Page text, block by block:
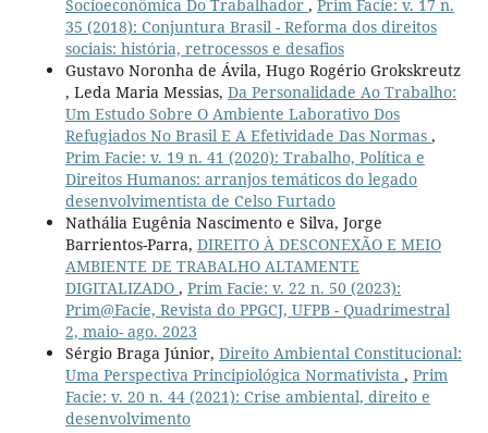
Socioeconômica Do Trabalhador , Prim Facie: v. 17 n.
35 (2018): Conjuntura Brasil - Reforma dos direitos
sociais: história, retrocessos e desafios
Gustavo Noronha de Ávila, Hugo Rogério Grokskreutz
, Leda Maria Messias, Da Personalidade Ao Trabalho:
Um Estudo Sobre O Ambiente Laborativo Dos
Refugiados No Brasil E A Efetividade Das Normas ,
Prim Facie: v. 19 n. 41 (2020): Trabalho, Política e
Direitos Humanos: arranjos temáticos do legado
desenvolvimentista de Celso Furtado
Nathália Eugênia Nascimento e Silva, Jorge
Barrientos-Parra, DIREITO À DESCONEXÃO E MEIO
AMBIENTE DE TRABALHO ALTAMENTE
DIGITALIZADO , Prim Facie: v. 22 n. 50 (2023):
Prim@Facie, Revista do PPGCJ, UFPB - Quadrimestral
2, maio- ago. 2023
Sérgio Braga Júnior, Direito Ambiental Constitucional:
Uma Perspectiva Principiológica Normativista , Prim
Facie: v. 20 n. 44 (2021): Crise ambiental, direito e
desenvolvimento